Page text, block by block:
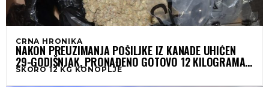
CRNA HRONIKA
NAKON PREUZIMANJA POŠILJKE IZ KANADE UHIĆEN
29-GODIŠNJAK, PRONAĐENO GOTOVO 12 KILOGRAMA
KONOPLJE
SKORO 12 KG KONOPLJE